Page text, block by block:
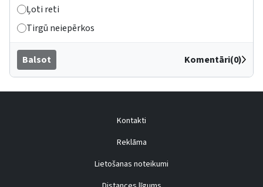
Ļoti reti
Tirgū neiepērkos
Balsot Komentāri(0)
Kontakti
Reklāma
Lietošanas noteikumi